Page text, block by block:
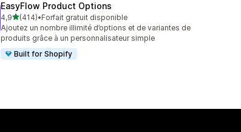
EasyFlow Product Options
4,9étoile(s) sur 5
(414)
414 avis au total
•Forfait gratuit disponible
Ajoutez un nombre illimité d’options et de variantes de
produits grâce à un personnalisateur simple
Built for Shopify